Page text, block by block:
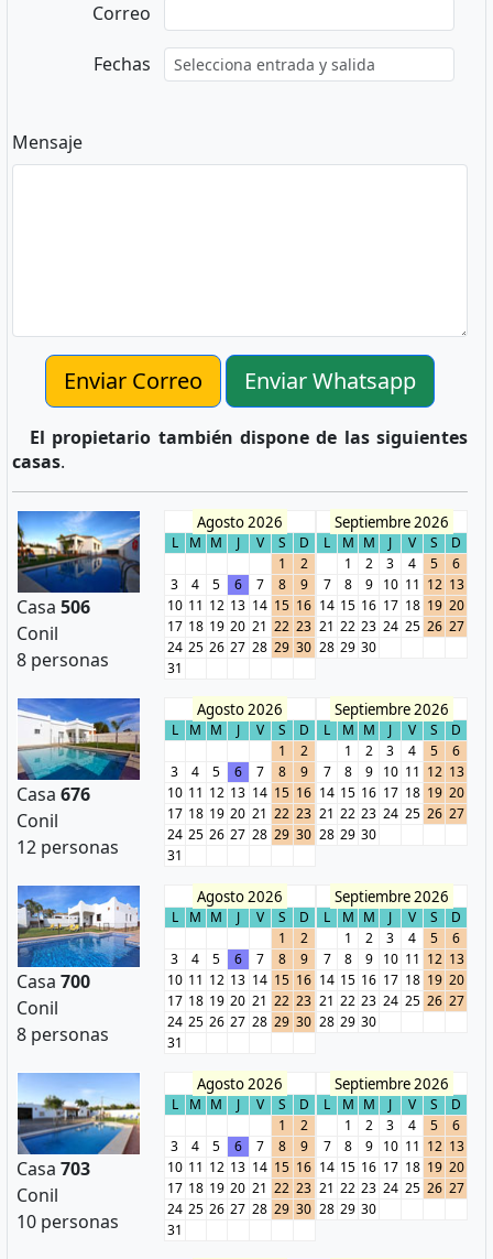
Correo
Fechas
Mensaje
Enviar Correo Enviar Whatsapp
El propietario también dispone de las siguientes
casas.
Casa 506
Conil
8 personas
Agosto 2026
L M M J V S
D
1
2
3
4 5 6 7 8
9
10 11 12 13 14 15 16
17 18 19 20 21 22 23
24 25 26 27 28 29 30
31
Septiembre 2026
L M M J V S
D
1
2 3 4 5
6
7
8 9 10 11 12 13
14 15 16 17 18 19 20
21 22 23 24 25 26 27
28 29 30
Casa 676
Conil
12 personas
Agosto 2026
L M M J V S
D
1
2
3
4 5 6 7 8
9
10 11 12 13 14 15 16
17 18 19 20 21 22 23
24 25 26 27 28 29 30
31
Septiembre 2026
L M M J V S
D
1
2 3 4 5
6
7
8 9 10 11 12 13
14 15 16 17 18 19 20
21 22 23 24 25 26 27
28 29 30
Casa 700
Conil
8 personas
Agosto 2026
L M M J V S
D
1
2
3
4 5 6 7 8
9
10 11 12 13 14 15 16
17 18 19 20 21 22 23
24 25 26 27 28 29 30
31
Septiembre 2026
L M M J V S
D
1
2 3 4 5
6
7
8 9 10 11 12 13
14 15 16 17 18 19 20
21 22 23 24 25 26 27
28 29 30
Casa 703
Conil
10 personas
Agosto 2026
L M M J V S
D
1
2
3
4 5 6 7 8
9
10 11 12 13 14 15 16
17 18 19 20 21 22 23
24 25 26 27 28 29 30
31
Septiembre 2026
L M M J V S
D
1
2 3 4 5
6
7
8 9 10 11 12 13
14 15 16 17 18 19 20
21 22 23 24 25 26 27
28 29 30